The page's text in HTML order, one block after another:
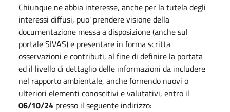
Chiunque ne abbia interesse, anche per la tutela degli
interessi diffusi, puo' prendere visione della
documentazione messa a disposizione (anche sul
portale SIVAS) e presentare in forma scritta
osservazioni e contributi, al fine di definire la portata
ed il livello di dettaglio delle informazioni da includere
nel rapporto ambientale, anche fornendo nuovi o
ulteriori elementi conoscitivi e valutativi, entro il
06/10/24 presso il seguente indirizzo: